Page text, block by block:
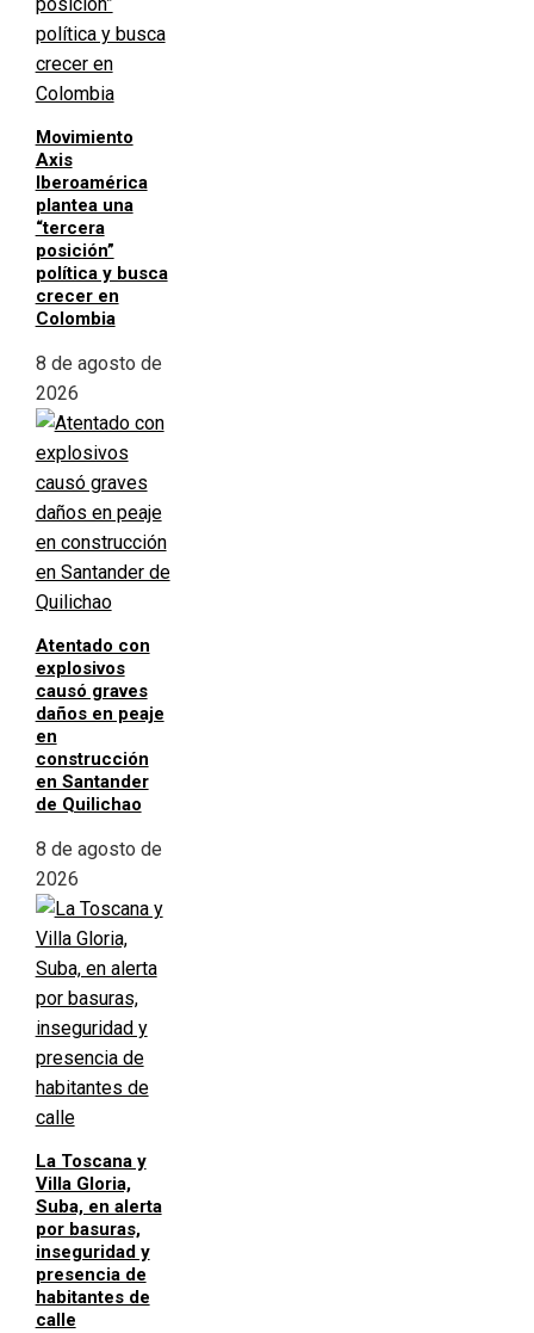
Movimiento
Axis
Iberoamérica
plantea una
“tercera
posición”
política y busca
crecer en
Colombia
8 de agosto de
2026
Atentado con
explosivos
causó graves
daños en peaje
en
construcción
en Santander
de Quilichao
8 de agosto de
2026
La Toscana y
Villa Gloria,
Suba, en alerta
por basuras,
inseguridad y
presencia de
habitantes de
calle